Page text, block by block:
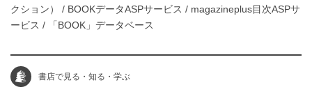
クション）
/ BOOKデータASPサービス / magazineplus目次ASPサ
ービス / 「BOOK」データベース
書店で見る・知る・学ぶ